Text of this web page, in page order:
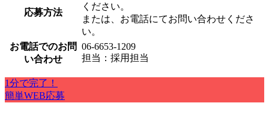
応募方法
ください。
または、お電話にてお問い合わせくださ
い。
お電話でのお問
い合わせ
06-6653-1209
担当：採用担当
1分で完了！
簡単WEB応募